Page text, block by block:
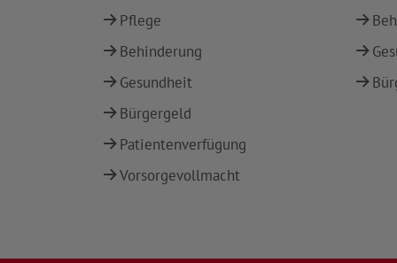
Pflege
Behinderung
Gesundheit
Bürgergeld
Patientenverfügung
Vorsorgevollmacht